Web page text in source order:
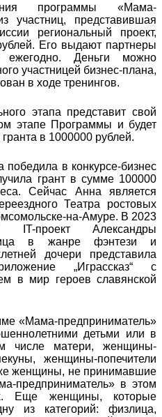
программы «Мама-
участниц, представившая
региональный проект,
Его выдают партнеры
ежегодно. Деньги можно
участницей бизнес-плана,
в ходе тренингов.
этапа представит свой
этапе Программы и будет
в 1000000 рублей.
в конкурсе-бизнес
грант в сумме 100000
Сейчас Анна является
Театра ростовых
на-Амуре. В 2023
проект Александры
в жанре фэнтези и
дочери представила
„Играссказ“ с
в мир героев славянской
«Мама-предприниматель»
детьми или в
числе матери, женщины-
женщины-попечители
женщины, не принимавшие
предприниматель» в этом
Еще женщины, которые
из категорий: физлица,